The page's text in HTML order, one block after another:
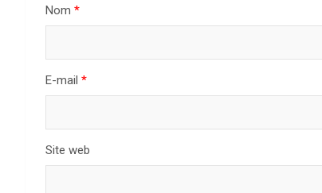
Nom *
E-mail *
Site web